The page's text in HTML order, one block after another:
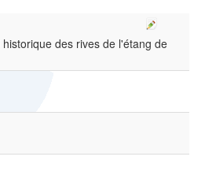
des rives de l'étang de